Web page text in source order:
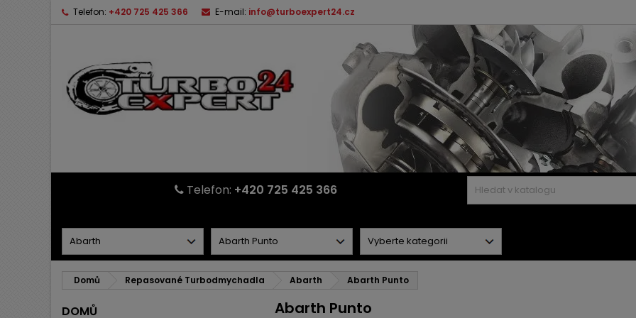
Telefon: +420 725 425 366 E-mail: info@turboexpert24.cz
Telefon: +420 725 425 366
Domů Repasované Turbodmychadla Abarth Abarth Punto
DOMŮ Abarth Punto